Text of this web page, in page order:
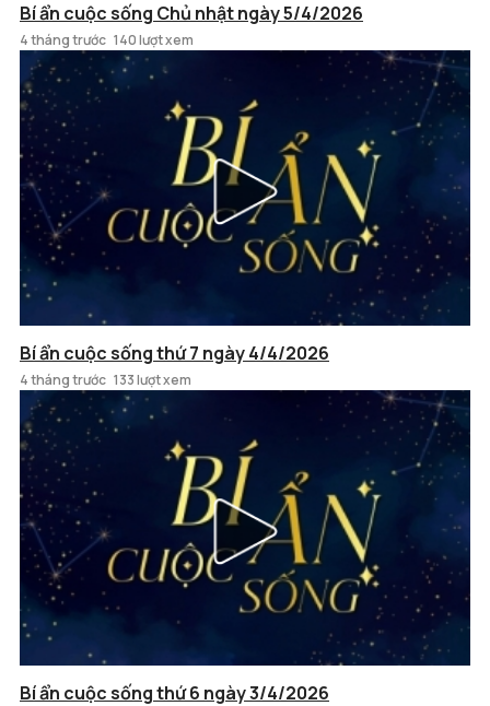
Bí ẩn cuộc sống Chủ nhật ngày 5/4/2026
4 tháng trước 140 lượt xem
Bí ẩn cuộc sống thứ 7 ngày 4/4/2026
4 tháng trước 133 lượt xem
Bí ẩn cuộc sống thứ 6 ngày 3/4/2026